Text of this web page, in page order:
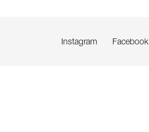
Instagram Facebook